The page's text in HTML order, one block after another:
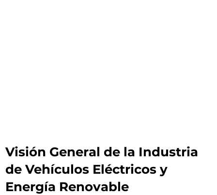
Visión General de la Industria
de Vehículos Eléctricos y
Energía Renovable